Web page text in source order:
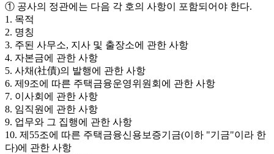
① 공사의 정관에는 다음 각 호의 사항이 포함되어야 한다.
1. 목적
2. 명칭
3. 주된 사무소, 지사 및 출장소에 관한 사항
4. 자본금에 관한 사항
5. 사채(社債)의 발행에 관한 사항
6. 제9조에 따른 주택금융운영위원회에 관한 사항
7. 이사회에 관한 사항
8. 임직원에 관한 사항
9. 업무와 그 집행에 관한 사항
10. 제55조에 따른 주택금융신용보증기금(이하 "기금"이라 한
다)에 관한 사항